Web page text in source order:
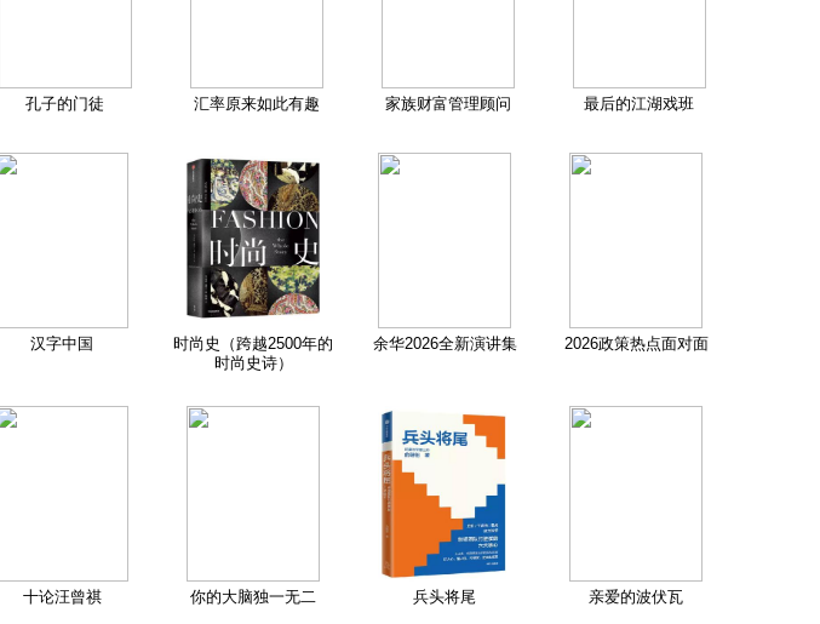
孔子的门徒 汇率原来如此有趣 家族财富管理顾问 最后的江湖戏班
汉字中国
时尚史（跨越2500年的
时尚史诗）
余华2026全新演讲集 2026政策热点面对面
十论汪曾祺 你的大脑独一无二 兵头将尾 亲爱的波伏瓦